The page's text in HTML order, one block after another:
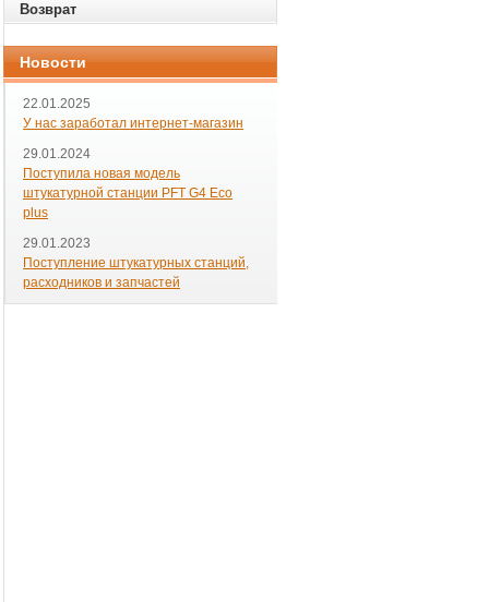
Возврат
Новости
22.01.2025
У нас заработал интернет-магазин
29.01.2024
Поступила новая модель
штукатурной станции PFT G4 Eco
plus
29.01.2023
Поступление штукатурных станций,
расходников и запчастей